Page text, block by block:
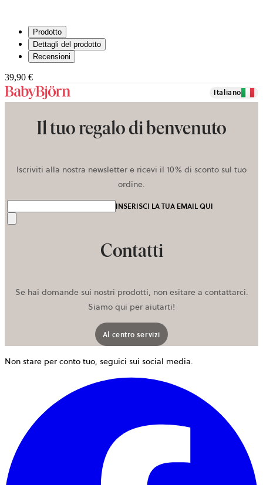
Prodotto
Dettagli del prodotto
Recensioni
39,90 €
Italiano
Il tuo regalo di benvenuto
Iscriviti alla nostra newsletter e ricevi il 10% di sconto sul tuo
ordine.
INSERISCI LA TUA EMAIL QUI
Contatti
Se hai domande sui nostri prodotti, non esitare a contattarci.
Siamo qui per aiutarti!
Al centro servizi
Non stare per conto tuo, seguici sui social media.